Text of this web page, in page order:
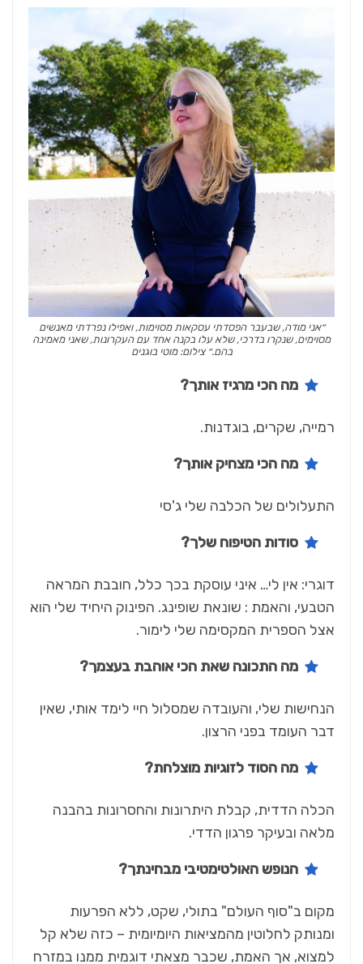
״אני מודה, שבעבר הפסדתי עסקאות מסוימות, ואפילו נפרדתי מאנשים
מסוימים, שנקרו בדרכי, שלא עלו בקנה אחד עם העקרונות, שאני מאמינה
בהם.״ צילום: מוטי בוגנים
מה הכי מרגיז אותך?
רמייה, שקרים, בוגדנות.
מה הכי מצחיק אותך?
התעלולים של הכלבה שלי ג'סי
סודות הטיפוח שלך?
דוגרי: אין לי… איני עוסקת בכך כלל, חובבת המראה
הטבעי, והאמת : שונאת שופינג. הפינוק היחיד שלי הוא
אצל הספרית המקסימה שלי לימור.
מה התכונה שאת הכי אוהבת בעצמך?
הנחישות שלי, והעובדה שמסלול חיי לימד אותי, שאין
דבר העומד בפני הרצון.
מה הסוד לזוגיות מוצלחת?
הכלה הדדית, קבלת היתרונות והחסרונות בהבנה
מלאה ובעיקר פרגון הדדי.
הנופש האולטימטיבי מבחינתך?
מקום ב"סוף העולם" בתולי, שקט, ללא הפרעות
ומנותק לחלוטין מהמציאות היומיומית – כזה שלא קל
למצוא, אך האמת, שכבר מצאתי דוגמית ממנו במזרח